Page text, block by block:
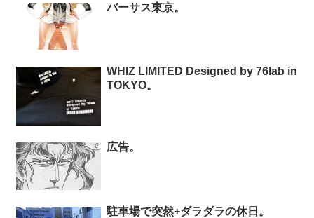
バーサス東京。
WHIZ LIMITED Designed by 76lab in
TOKYO。
広告。
駐車場で突然+ダラダラの休日。